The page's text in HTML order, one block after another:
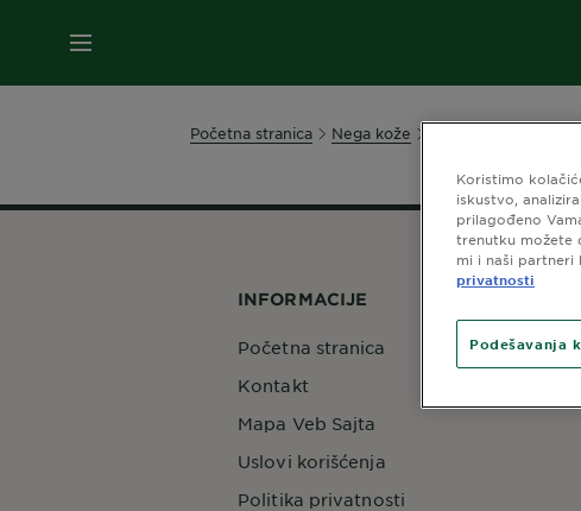
MENI
Početna stranica Nega kože
INFORMACIJE
Početna stranica
Kontakt
Mapa Veb Sajta
Uslovi korišćenja
Politika privatnosti
Koristimo
iskustvo,
prilagođeno
trenutku možete
mi i naši partneri
privatnosti
Podešavanja